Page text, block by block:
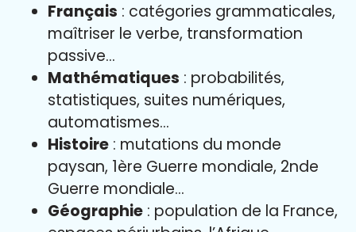
Français : catégories grammaticales,
maîtriser le verbe, transformation
passive…
Mathématiques : probabilités,
statistiques, suites numériques,
automatismes…
Histoire : mutations du monde
paysan, 1ère Guerre mondiale, 2nde
Guerre mondiale…
Géographie : population de la France,